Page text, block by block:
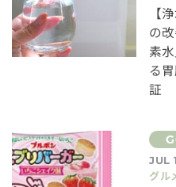
【
の
素
る
証
JUL
グル